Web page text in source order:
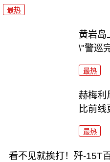
最热
黄岩岛
\"警巡
最热
赫梅利
比前线
最热
看不见就挨打！歼-15T